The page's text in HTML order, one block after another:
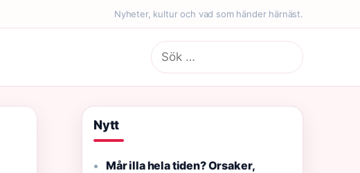
Nyheter, kultur och vad som händer härnäst.
Sök
efter:
Nytt
Mår illa hela tiden? Orsaker,